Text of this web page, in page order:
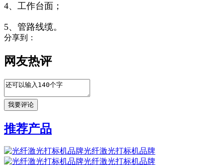
4、工作台面；
5、管路线缆。
分享到：
网友热评
推荐产品
光纤激光打标机品牌
光纤激光打标机品牌